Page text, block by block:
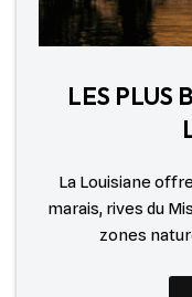
LES PLUS
La Louisiane
marais, rives du
zones